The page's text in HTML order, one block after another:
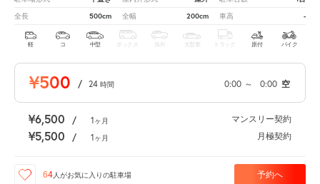
全長 500cm 全幅 200cm 車高 -
軽 コ 中型 ボックス SUV 大型車 トラック 原付 バイク
¥500 / 24 時間 0:00 ～ 0:00 空
¥6,500 / 1ヶ月 マンスリー契約
¥5,500 / 1ヶ月 月極契約
64 人がお気に入りの駐車場 予約へ